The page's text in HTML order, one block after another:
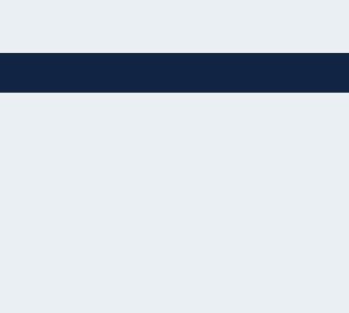
みちが新オープンしたカフェ、サン
」ｗｗｗｗｗ